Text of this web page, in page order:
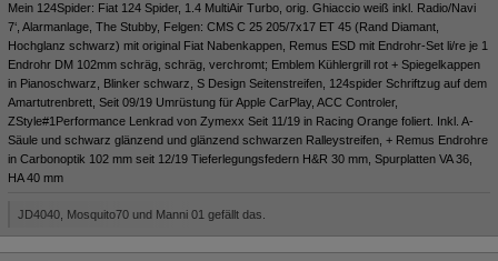
Mein 124Spider: Fiat 124 Spider, 1.4 MultiAir Turbo, orig. Ghiaccio weiß inkl. Radio/Navi
7‘, Alarmanlage, The Stubby, Felgen: CMS C 25 205/7x17 ET 45 (Rand Diamant,
Hochglanz schwarz) mit original Fiat Nabenkappen, Remus ESD mit Endrohr-Set li/re je 1
Endrohr DM 102mm schräg, schräg, verchromt; Emblem Kühlergrill rot + Spiegelkappen
in Pianoschwarz, Blinker schwarz, S Design Seitenstreifen, 124spider Schriftzug auf dem
Amartutrenbrett, Seit 09/19 Umrüstung für Apple CarPlay, ACC Controler,
ZStyle#1Performance Lenkrad von Zymexx Seit 11/19 in Racing Orange foliert. Inkl. A-
Säule und schwarz glänzend und glänzend schwarzen Ralleystreifen, + Remus Endrohre
in Carbonoptik 102 mm seit 12/19 Tieferlegungsfedern H&R 30 mm, Spurplatten VA 36,
HA 40 mm
JD4040, Mosquito70 und Manni 01 gefällt das.